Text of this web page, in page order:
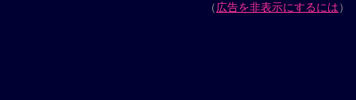
（広告を非表示にするには）